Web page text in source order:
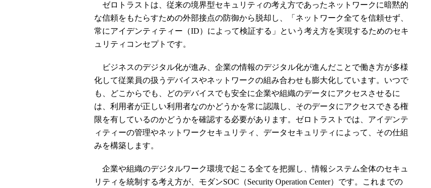
ゼロトラストは、従来の境界型セキュリティの考え方であったネットワークに暗黙的
な信頼をもたらすための外部接点の防御から脱却し、「ネットワーク全てを信頼せず、
常にアイデンティティー（ID）によって検証する」という考え方を実現するためのセキ
ュリティコンセプトです。
ビジネスのデジタル化が進み、企業の情報のデジタル化が進んだことで働き方が多様
化して従業員の扱うデバイスやネットワークの組み合わせも膨大化しています。いつで
も、どこからでも、どのデバイスでも安全に企業や組織のデータにアクセスさせるに
は、利用者が正しい利用者なのかどうかを常に認識し、そのデータにアクセスできる権
限を有しているのかどうかを確認する必要があります。ゼロトラストでは、アイデンテ
ィティーの管理やネットワークセキュリティ、データセキュリティによって、その仕組
みを構築します。
企業や組織のデジタルワーク環境で起こる全てを把握し、情報システム全体のセキュ
リティを統制する考え方が、モダンSOC（Security Operation Center）です。これまでの